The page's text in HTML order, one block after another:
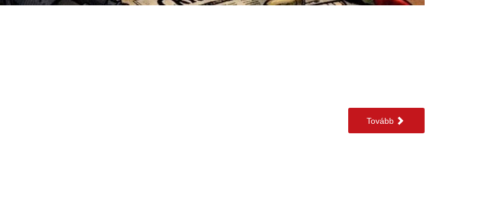
Tovább